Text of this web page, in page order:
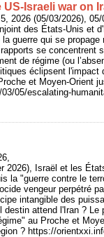
Israeli war on
2026 (05/03/2026), 05/
des États-Unis et
guerre qui se propage
se concentrent
de régime (ou
éclipsent l'impact
et Moyen-Orient
05/escalating-
2026), Israël et les
la "guerre contre le
vengeur perpétré
intangible des
attend l'Iran ?
au Proche et
? https://